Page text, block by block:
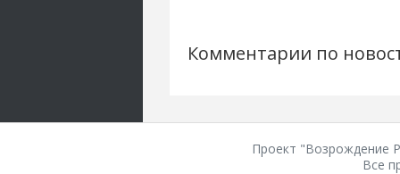
Комментарии по
Проект "Возрождение
Все